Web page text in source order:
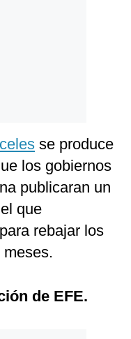
se produce
los gobiernos
publicaran un
que
rebajar los
meses.
de EFE.